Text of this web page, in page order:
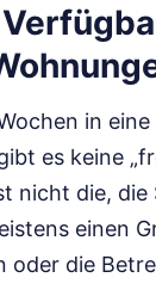
in
es keine
nicht die, die
einen
oder die